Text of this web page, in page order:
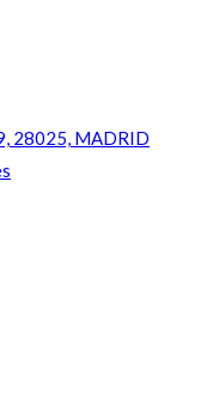
28025, MADRID